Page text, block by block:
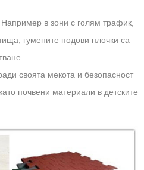
в зони с голям трафик,
гумените подови плочки са
своята мекота и безопасност
почвени материали в детските